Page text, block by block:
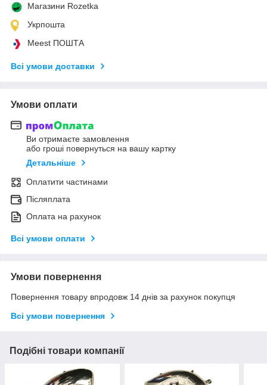
Магазини Rozetka
Укрпошта
Meest ПОШТА
Всі умови доставки
Умови оплати
Ви отримаєте замовлення
або гроші повернуться на вашу картку
Детальніше
Оплатити частинами
Післяплата
Оплата на рахунок
Всі умови оплати
Умови повернення
Повернення товару впродовж 14 днів за рахунок покупця
Всі умови повернення
Подібні товари компанії